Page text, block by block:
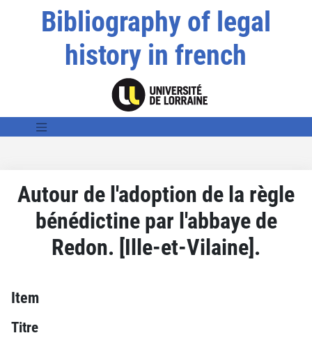
Bibliography of legal
history in french
Autour de l'adoption de la règle
bénédictine par l'abbaye de
Redon. [Ille-et-Vilaine].
Item
Titre